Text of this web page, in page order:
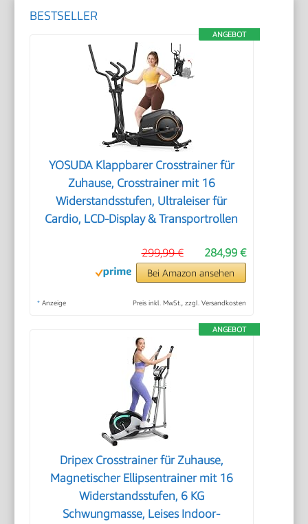
BESTSELLER
ANGEBOT
YOSUDA ​​Klappbarer Crosstrainer für
Zuhause, Crosstrainer mit 16
Widerstandsstufen, Ultraleiser für
Cardio, LCD-Display & Transportrollen
284,99 €
299,99 €
Bei Amazon ansehen
* Anzeige Preis inkl. MwSt., zzgl. Versandkosten
ANGEBOT
Dripex Crosstrainer für Zuhause,
Magnetischer Ellipsentrainer mit 16
Widerstandsstufen, 6 KG
Schwungmasse, Leises Indoor-